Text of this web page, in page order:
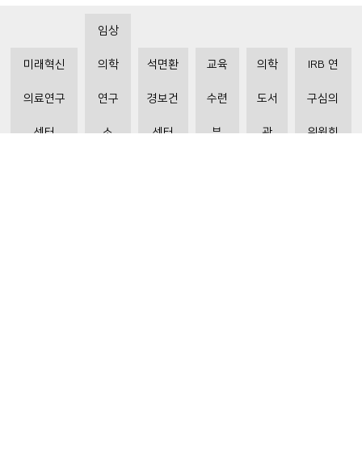
미래혁신
의료연구
센터
임상
의학
연구
소
석면환
경보건
센터
교육
수련
부
의학
도서
관
IRB 연
구심의
위원회